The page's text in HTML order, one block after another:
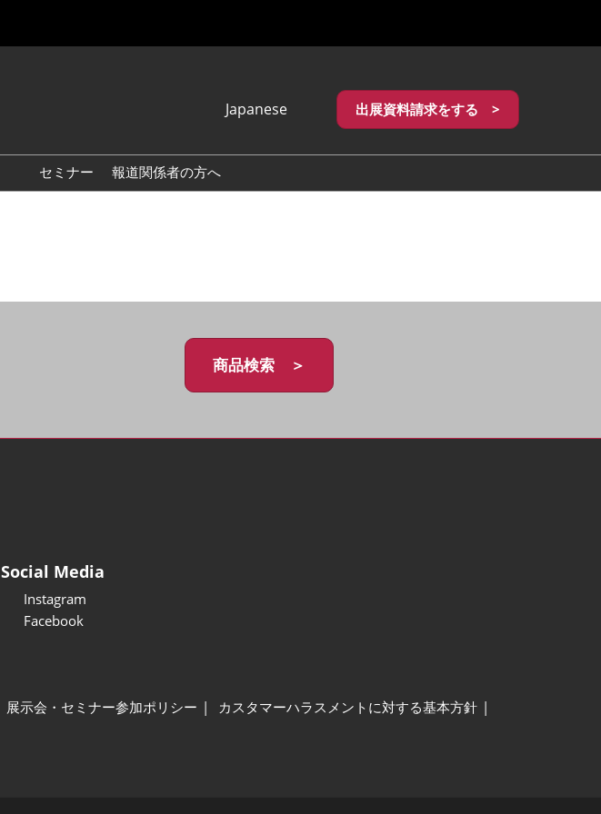
Japanese
English
繁體中文
出展資料請求をする >
セミナー 報道関係者の方へ
商品検索 ＞
Social Media
Instagram
Facebook
展示会・セミナー参加ポリシー
カスタマーハラスメントに対する基本方針